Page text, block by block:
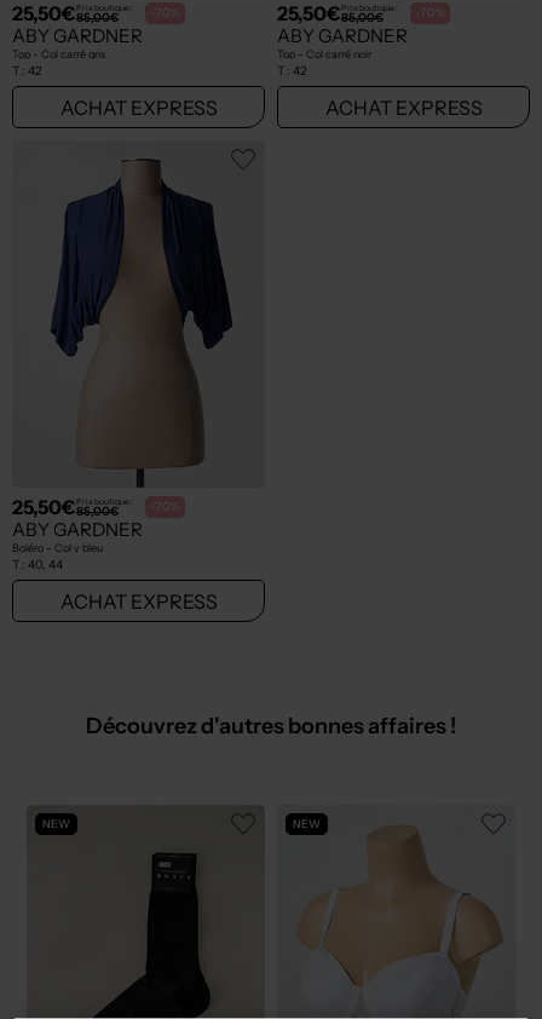
25,50€Prix boutique :
85,00€ -70%
ABY GARDNER
Top - Col carré gris
T : 42
ACHAT EXPRESS
25,50€Prix boutique :
85,00€ -70%
ABY GARDNER
Top - Col carré noir
T : 42
ACHAT EXPRESS
25,50€Prix boutique :
85,00€ -70%
ABY GARDNER
Boléro - Col v bleu
T : 40, 44
ACHAT EXPRESS
Découvrez d'autres bonnes affaires !
NEW NEW